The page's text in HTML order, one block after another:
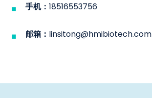
手机： 18516553756
邮箱： linsitong@hmibiotech.com